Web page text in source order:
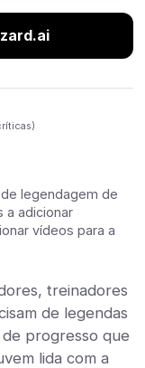
legendagem de
a adicionar
vídeos para a
treinadores
de legendas
progresso que
lida com a